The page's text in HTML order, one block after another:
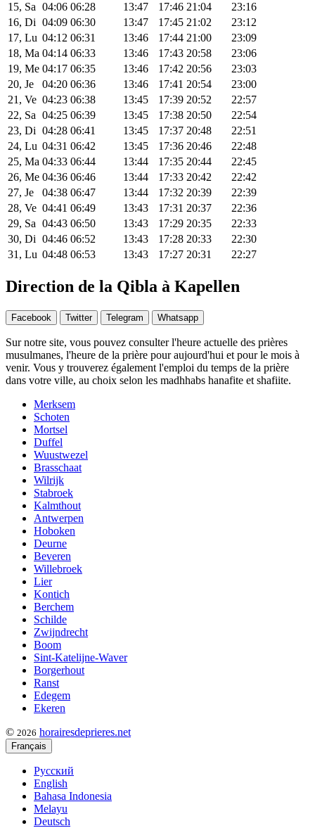
15, Sa 04:06 06:28 13:47 17:46 21:04
23:16
16, Di 04:09 06:30 13:47 17:45 21:02
23:12
17, Lu 04:12 06:31 13:46 17:44 21:00
23:09
18, Ma 04:14 06:33 13:46 17:43 20:58
23:06
19, Me 04:17 06:35 13:46 17:42 20:56
23:03
20, Je
04:20 06:36 13:46 17:41 20:54
23:00
21, Ve 04:23 06:38 13:45 17:39 20:52
22:57
22, Sa 04:25 06:39 13:45 17:38 20:50
22:54
23, Di 04:28 06:41 13:45 17:37 20:48
22:51
24, Lu 04:31 06:42 13:45 17:36 20:46
22:48
25, Ma 04:33 06:44 13:44 17:35 20:44
22:45
26, Me 04:36 06:46 13:44 17:33 20:42
22:42
27, Je
04:38 06:47 13:44 17:32 20:39
22:39
28, Ve 04:41 06:49 13:43 17:31 20:37
22:36
29, Sa 04:43 06:50 13:43 17:29 20:35
22:33
30, Di 04:46 06:52 13:43 17:28 20:33
22:30
31, Lu 04:48 06:53 13:43 17:27 20:31 22:27
Direction de la Qibla à Kapellen
Facebook Twitter Telegram Whatsapp
Sur notre site, vous pouvez consulter l'heure actuelle des prières
musulmanes, l'heure de la prière pour aujourd'hui et pour le mois à
venir. Vous y trouverez également l'emploi du temps de la prière
dans votre ville, au choix selon les madhhabs hanafite et shafiite.
Merksem
Schoten
Mortsel
Duffel
Wuustwezel
Brasschaat
Wilrijk
Stabroek
Kalmthout
Antwerpen
Hoboken
Deurne
Beveren
Willebroek
Lier
Kontich
Berchem
Schilde
Zwijndrecht
Boom
Sint-Katelijne-Waver
Borgerhout
Ranst
Edegem
Ekeren
© 2026 horairesdeprieres.net
Français
Русский
English
Bahasa Indonesia
Melayu
Deutsch